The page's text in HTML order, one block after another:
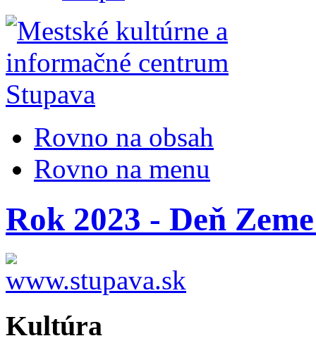
Rovno na obsah
Rovno na menu
Rok 2023 - Deň
Kultúra